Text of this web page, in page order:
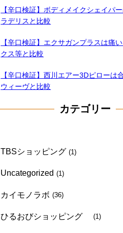
【辛口検証】ボディメイクシェイパ
ラデリスと比較
【辛口検証】エクサガンプラスは痛
クス等と比較
【辛口検証】西川エアー3Dピローは
ウィーヴと比較
カテゴリー
TBSショッピング (1)
Uncategorized (1)
カイモノラボ (36)
ひるおびショッピング (1)